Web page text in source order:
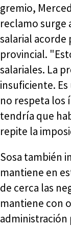
gremio,
reclamo surge
salarial
provincial.
salariales. La
insuficiente.
no respeta los
tendría que
repite la
Sosa también
mantiene en
de cerca las
mantiene con
administración